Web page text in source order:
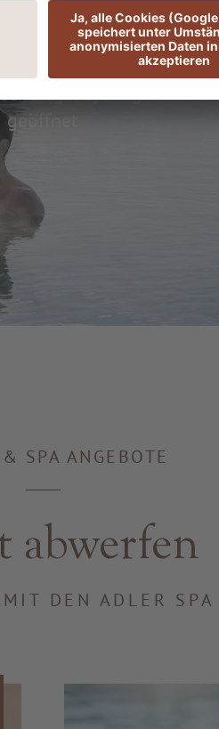
36° warmes
aus den Tiefen
halbolympisches
ganzjährig
geöffnet
SPA ANGEBOTE
abwerfen
DEN ADLER SPA